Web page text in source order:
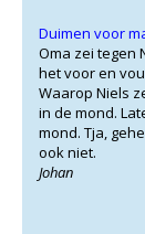
Duimen voor
Oma zei tegen
het voor en
Waarop Niels
in de mond.
mond. Tja,
ook niet.
Johan